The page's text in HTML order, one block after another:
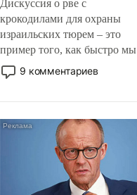
Дискуссия о рве с
крокодилами для охраны
израильских тюрем – это
пример того, как быстро мы
двигаемся по пути
революционных изменений.
псевдонаучной фантастики,
стало всерьез обсуждаемой
9 комментариев